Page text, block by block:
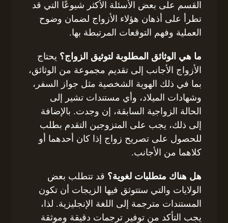
القسم على بعض الأسئلة الأكثر شيوعًا التي قد
تطرأ على أذهان هؤلاء الأزواج لضمان وضوح
العملية وفهم التوقعات المرتبطة بها.
ما هي الوثائق المطلوبة لتوثيق الزواج؟ يحتاج
الأزواج الأجانب إلى تقديم مجموعة من الوثائق،
بما في ذلك الهوية الشخصية مثل جواز السفر،
وشهادات الميلاد، وأي مستندات تشير إلى
الحالة الزواجية السابقة، إن وجدت. بالإضافة
إلى ذلك، يجب على المتزوجين التقدم بطلب
للحصول على تصريح زواج إذا كان أحدهما أو
كلاهما من الأجانب.
هل هناك متطلبات لغوية؟ قد تتطلب بعض
الولايات والتي ستتوثق فيها الزيجات أن تكون
المستندات مترجمة إلى اللغة الإنجليزية. لذا،
يجب التأكد من توفير ترجمات دقيقة وموثقة